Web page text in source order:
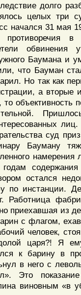
долго
целых три
начался 31 мая
противоречия в
обвинения
Баумана и
что Бауман
Но так как
а вторые
то объективность
суд
Бауману
намерения
остался
по инстанции.
Работница
приехавшая из
с флагом,
человек,
царя?! Я
к барину в
в него с
Это
виновным «в